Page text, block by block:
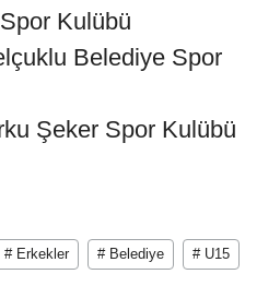
Kulübü
Belediye Spor
Şeker Spor Kulübü
# Erkekler # Belediye # U15